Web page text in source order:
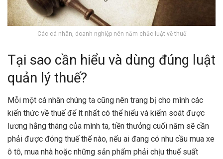
Các cá nhân, doanh nghiệp nên nắm chắc luật về thuế
Tại sao cần hiểu và dùng đúng luật
quản lý thuế?
Mỗi một cá nhân chúng ta cũng nên trang bị cho mình các
kiến thức về thuế để ít nhất có thể hiểu và kiểm soát được
lương hằng tháng của mình ta, tiền thưởng cuối năm sẽ cần
phải được đóng thuế thế nào, nếu ai đang có nhu cầu mua xe
ô tô, mua nhà hoặc những sản phẩm phải chịu thuế suất